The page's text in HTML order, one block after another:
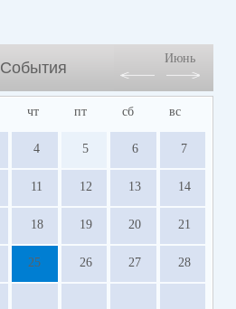
События
Июнь
чт пт сб вс
4 5 6 7
11 12 13 14
18 19 20 21
25 26 27 28